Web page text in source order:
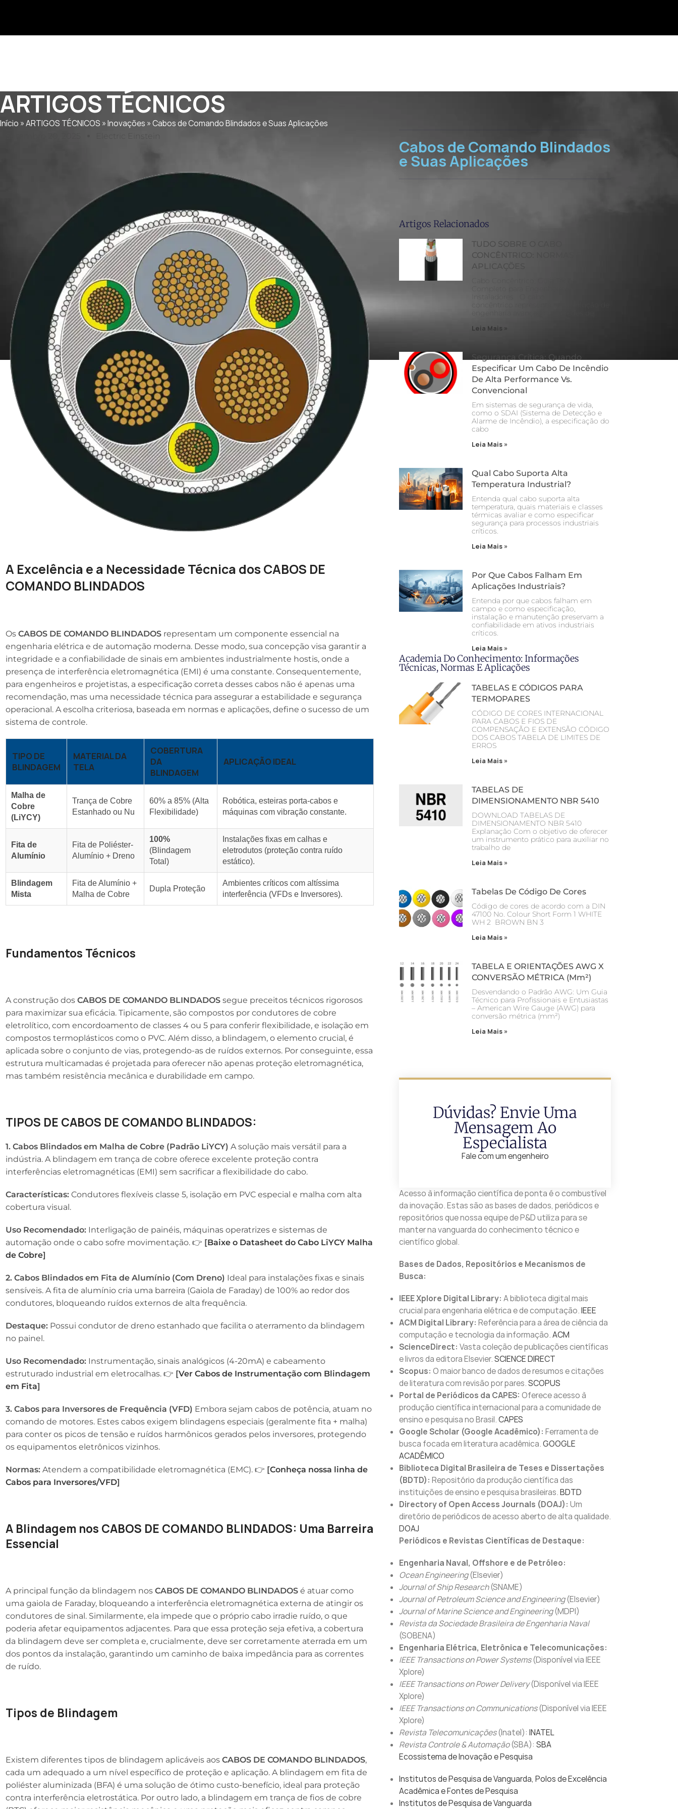
ARTIGOS TÉCNICOS
Início »ARTIGOS TÉCNICOS »Inovações »Cabos de Comando Blindados e Suas Aplicações
A Excelência e a Necessidade Técnica dos CABOS DE
COMANDO BLINDADOS
Os CABOS DE COMANDO BLINDADOS representam um componente essencial na
engenharia elétrica e de automação moderna. Desse modo, sua concepção visa garantir a
integridade e a confiabilidade de sinais em ambientes industrialmente hostis, onde a
presença de interferência eletromagnética (EMI) é uma constante. Consequentemente,
para engenheiros e projetistas, a especificação correta desses cabos não é apenas uma
recomendação, mas uma necessidade técnica para assegurar a estabilidade e segurança
operacional. A escolha criteriosa, baseada em normas e aplicações, define o sucesso de um
sistema de controle.
TIPO DE
BLINDAGEM
MATERIAL DA
TELA
COBERTURA
DA
BLINDAGEM
APLICAÇÃO IDEAL
Malha de
Cobre
(LiYCY)
Trança de Cobre
Estanhado ou Nu
60% a 85% (Alta
Flexibilidade)
Robótica, esteiras porta-cabos e
máquinas com vibração constante.
Fita de
Alumínio
Fita de Poliéster-
Alumínio + Dreno
100%
(Blindagem
Total)
Instalações fixas em calhas e
eletrodutos (proteção contra ruído
estático).
Blindagem
Mista
Fita de Alumínio +
Malha de Cobre
Dupla Proteção
Ambientes críticos com altíssima
interferência (VFDs e Inversores).
Fundamentos Técnicos
A construção dos CABOS DE COMANDO BLINDADOS segue preceitos técnicos rigorosos
para maximizar sua eficácia. Tipicamente, são compostos por condutores de cobre
eletrolítico, com encordoamento de classes 4 ou 5 para conferir flexibilidade, e isolação em
compostos termoplásticos como o PVC. Além disso, a blindagem, o elemento crucial, é
aplicada sobre o conjunto de vias, protegendo-as de ruídos externos. Por conseguinte, essa
estrutura multicamadas é projetada para oferecer não apenas proteção eletromagnética,
mas também resistência mecânica e durabilidade em campo.
TIPOS DE CABOS DE COMANDO BLINDADOS:
1. Cabos Blindados em Malha de Cobre (Padrão LiYCY) A solução mais versátil para a
indústria. A blindagem em trança de cobre oferece excelente proteção contra
interferências eletromagnéticas (EMI) sem sacrificar a flexibilidade do cabo.
Características: Condutores flexíveis classe 5, isolação em PVC especial e malha com alta
cobertura visual.
Uso Recomendado: Interligação de painéis, máquinas operatrizes e sistemas de
automação onde o cabo sofre movimentação. 👉 [Baixe o Datasheet do Cabo LiYCY Malha
de Cobre]
2. Cabos Blindados em Fita de Alumínio (Com Dreno) Ideal para instalações fixas e sinais
sensíveis. A fita de alumínio cria uma barreira (Gaiola de Faraday) de 100% ao redor dos
condutores, bloqueando ruídos externos de alta frequência.
Destaque: Possui condutor de dreno estanhado que facilita o aterramento da blindagem
no painel.
Uso Recomendado: Instrumentação, sinais analógicos (4-20mA) e cabeamento
estruturado industrial em eletrocalhas. 👉 [Ver Cabos de Instrumentação com Blindagem
em Fita]
3. Cabos para Inversores de Frequência (VFD) Embora sejam cabos de potência, atuam no
comando de motores. Estes cabos exigem blindagens especiais (geralmente fita + malha)
para conter os picos de tensão e ruídos harmônicos gerados pelos inversores, protegendo
os equipamentos eletrônicos vizinhos.
Normas: Atendem a compatibilidade eletromagnética (EMC). 👉 [Conheça nossa linha de
Cabos para Inversores/VFD]
A Blindagem nos CABOS DE COMANDO BLINDADOS: Uma Barreira
Essencial
A principal função da blindagem nos CABOS DE COMANDO BLINDADOS é atuar como
uma gaiola de Faraday, bloqueando a interferência eletromagnética externa de atingir os
condutores de sinal. Similarmente, ela impede que o próprio cabo irradie ruído, o que
poderia afetar equipamentos adjacentes. Para que essa proteção seja efetiva, a cobertura
da blindagem deve ser completa e, crucialmente, deve ser corretamente aterrada em um
dos pontos da instalação, garantindo um caminho de baixa impedância para as correntes
de ruído.
Tipos de Blindagem
Existem diferentes tipos de blindagem aplicáveis aos CABOS DE COMANDO BLINDADOS,
cada um adequado a um nível específico de proteção e aplicação. A blindagem em fita de
poliéster aluminizada (BFA) é uma solução de ótimo custo-benefício, ideal para proteção
contra interferência eletrostática. Por outro lado, a blindagem em trança de fios de cobre
Cabos de Comando Blindados
e Suas Aplicações
Artigos Relacionados
TUDO SOBRE O CABO
CONCÊNTRICO: NORMAS E
APLICAÇÕES
Leia Mais »
Segurança Crítica: Quando
Especificar Um Cabo De Incêndio
De Alta Performance Vs.
Convencional
Em sistemas de segurança de vida,
como o SDAI (Sistema de Detecção e
Alarme de Incêndio), a especificação do
cabo
Leia Mais »
Qual Cabo Suporta Alta
Temperatura Industrial?
Entenda qual cabo suporta alta
temperatura, quais materiais e classes
térmicas avaliar e como especificar
segurança para processos industriais
críticos.
Leia Mais »
Por Que Cabos Falham Em
Aplicações Industriais?
Entenda por que cabos falham em
campo e como especificação,
instalação e manutenção preservam a
confiabilidade em ativos industriais
críticos.
Leia Mais »
Academia Do Conhecimento: Informações
Técnicas, Normas E Aplicações
TABELAS E CÓDIGOS PARA
TERMOPARES
CÓDIGO DE CORES INTERNACIONAL
PARA CABOS E FIOS DE
COMPENSAÇÃO E EXTENSÃO CÓDIGO
DOS CABOS TABELA DE LIMITES DE
ERROS
Leia Mais »
TABELAS DE
DIMENSIONAMENTO NBR 5410
DOWNLOAD TABELAS DE
DIMENSIONAMENTO NBR 5410
Explanaçâo Com o objetivo de oferecer
um instrumento prático para auxiliar no
trabalho de
Leia Mais »
Tabelas De Código De Cores
Código de cores de acordo com a DIN
47100 No. Colour Short Form 1 WHITE
WH 2 BROWN BN 3
Leia Mais »
TABELA E ORIENTAÇÕES AWG X
CONVERSÃO MÉTRICA (mm²)
Desvendando o Padrão AWG: Um Guia
Técnico para Profissionais e Entusiastas
– American Wire Gauge (AWG) para
conversão métrica (mm²)
Leia Mais »
Dúvidas? Envie Uma
Mensagem Ao
Especialista
Fale com um engenheiro
Acesso à informação científica de ponta é o combustível
da inovação. Estas são as bases de dados, periódicos e
repositórios que nossa equipe de P&D utiliza para se
manter na vanguarda do conhecimento técnico e
científico global.
Bases de Dados, Repositórios e Mecanismos de
Busca:
IEEE Xplore Digital Library: A biblioteca digital mais
crucial para engenharia elétrica e de computação.IEEE
ACM Digital Library: Referência para a área de ciência da
computação e tecnologia da informação.ACM
ScienceDirect: Vasta coleção de publicações científicas
e livros da editora Elsevier.SCIENCE DIRECT
Scopus: O maior banco de dados de resumos e citações
de literatura com revisão por pares.SCOPUS
Portal de Periódicos da CAPES: Oferece acesso à
produção científica internacional para a comunidade de
ensino e pesquisa no Brasil.CAPES
Google Scholar (Google Acadêmico): Ferramenta de
busca focada em literatura acadêmica.GOOGLE
ACADÊMICO
Biblioteca Digital Brasileira de Teses e Dissertações
(BDTD): Repositório da produção científica das
instituições de ensino e pesquisa brasileiras.BDTD
Directory of Open Access Journals (DOAJ): Um
diretório de periódicos de acesso aberto de alta qualidade.
DOAJ
Periódicos e Revistas Científicas de Destaque:
Engenharia Naval, Offshore e de Petróleo:
Ocean Engineering(Elsevier)
Journal of Ship Research(SNAME)
Journal of Petroleum Science and Engineering(Elsevier)
Journal of Marine Science and Engineering(MDPI)
Revista da Sociedade Brasileira de Engenharia Naval
(SOBENA)
Engenharia Elétrica, Eletrônica e Telecomunicações:
IEEE Transactions on Power Systems(Disponível via IEEE
Xplore)
IEEE Transactions on Power Delivery(Disponível via IEEE
Xplore)
IEEE Transactions on Communications(Disponível via IEEE
Xplore)
Revista Telecomunicações(Inatel): INATEL
Revista Controle & Automação(SBA): SBA
Ecossistema de Inovação e Pesquisa
Institutos de Pesquisa de Vanguarda, Polos de Excelência
Acadêmica e Fontes de Pesquisa
Institutos de Pesquisa de Vanguarda